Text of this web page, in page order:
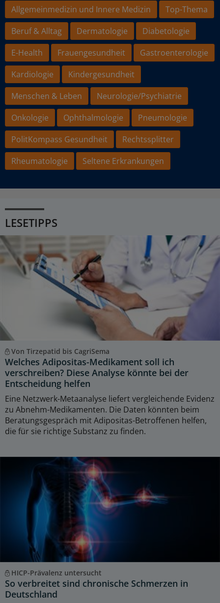
Allgemeinmedizin und Innere Medizin
Top-Thema
Beruf & Alltag
Dermatologie
Diabetologie
E-Health
Frauengesundheit
Gastroenterologie
Kardiologie
Kindergesundheit
Menschen & Leben
Neurologie/Psychiatrie
Onkologie
Ophthalmologie
Pneumologie
PolitKompass Gesundheit
Rechtssplitter
Rheumatologie
Seltene Erkrankungen
LESETIPPS
Von Tirzepatid bis CagriSema
Welches Adipositas-Medikament soll ich
verschreiben? Diese Analyse könnte bei der
Entscheidung helfen
Eine Netzwerk-Metaanalyse liefert vergleichende Evidenz
zu Abnehm-Medikamenten. Die Daten könnten beim
Beratungsgespräch mit Adipositas-Betroffenen helfen,
die für sie richtige Substanz zu finden.
HICP-Prävalenz untersucht
So verbreitet sind chronische Schmerzen in
Deutschland